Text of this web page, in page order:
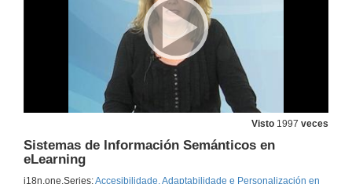
Visto 1997 veces
Sistemas de Información Semánticos en
eLearning
i18n.one.Series:Accesibilidade, Adaptabilidade e Personalización en